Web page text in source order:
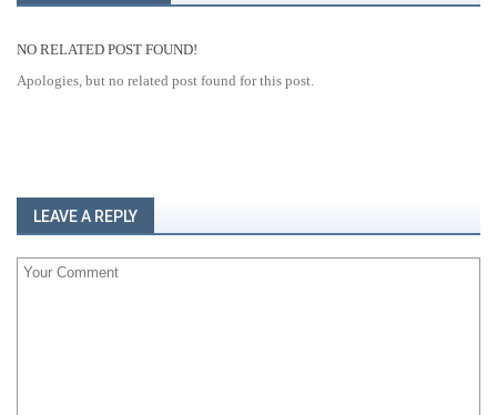
NO RELATED POST FOUND!
Apologies, but no related post found for this post.
LEAVE A REPLY